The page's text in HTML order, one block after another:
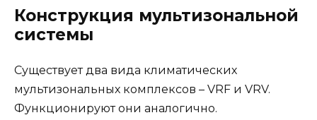
Конструкция мультизональной
системы
Существует два вида климатических
мультизональных комплексов – VRF и VRV.
Функционируют они аналогично.